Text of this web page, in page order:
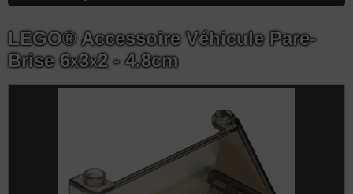
LEGO® Accessoire Véhicule Pare-
Brise 6x3x2 - 4.8cm